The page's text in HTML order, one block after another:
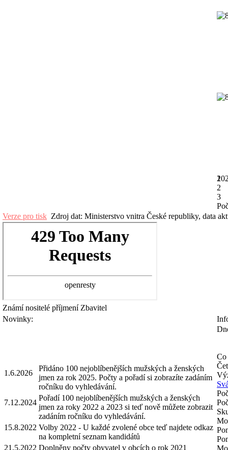
1
2
3
Verze pro tisk Zdroj dat: Ministerstvo vnitra České republiky, data
Známí nositelé příjmení Zbavitel
Novinky:
1.6.2026
Přidáno 100 nejoblíbenějších mužských a ženských
jmen za rok 2025. Počty a pořadí si zobrazíte zadáním
ročníku do vyhledávání.
7.12.2024
Pořadí 100 nejoblíbenějších mužských a ženských
jmen za roky 2022 a 2023 si teď nově můžete zobrazit
zadáním ročníku do vyhledávání.
15.8.2022 Volby 2022 - U každé zvolené obce teď najdete odkaz
na kompletní seznam kandidátů
21.5.2022 Doplněny počty obyvatel v obcích o rok 2021
Co